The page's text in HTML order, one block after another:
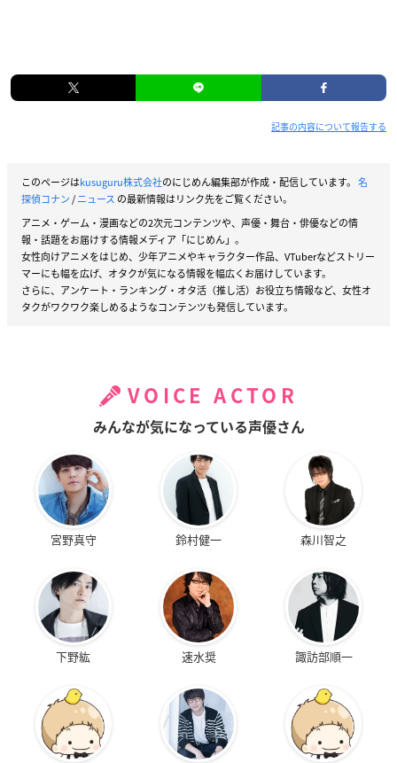
記事の内容について報告する
このページはkusuguru株式会社のにじめん編集部が作成・配信しています。 名
探偵コナン/ニュース の最新情報はリンク先をご覧ください。
アニメ・ゲーム・漫画などの2次元コンテンツや、声優・舞台・俳優などの情
報・話題をお届けする情報メディア「にじめん」。
女性向けアニメをはじめ、少年アニメやキャラクター作品、VTuberなどストリー
マーにも幅を広げ、オタクが気になる情報を幅広くお届けしています。
さらに、アンケート・ランキング・オタ活（推し活）お役立ち情報など、女性オ
タクがワクワク楽しめるようなコンテンツも発信しています。
VOICE ACTOR
みんなが気になっている声優さん
宮野真守 鈴村健一 森川智之
下野紘 速水奨 諏訪部順一